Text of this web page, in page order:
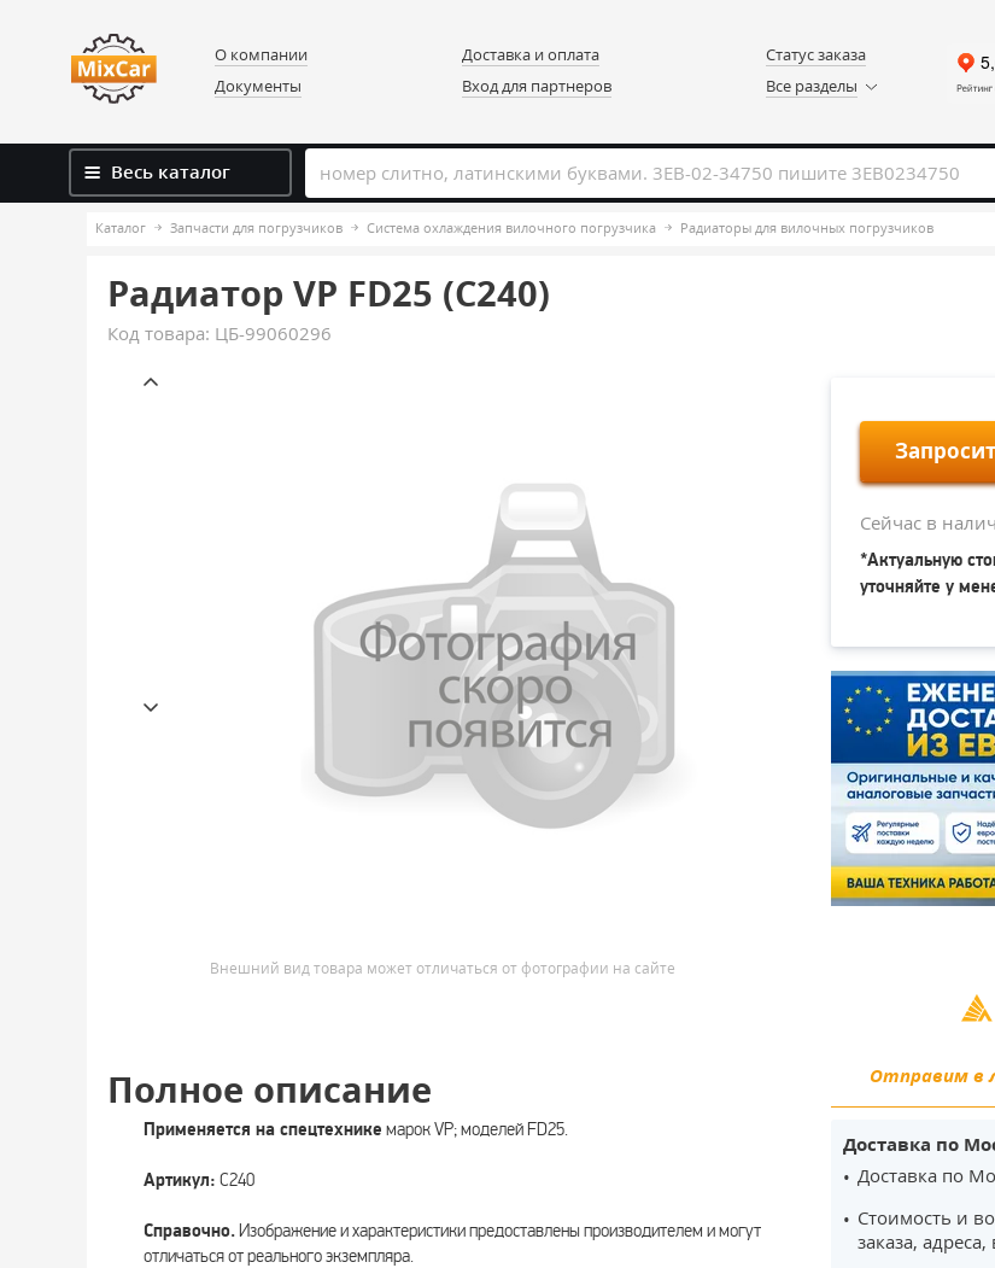
О компании
Документы
Доставка и оплата
Вход для партнеров
Статус заказа
Все разделы
Весь каталог
Каталог Запчасти для погрузчиков Система охлаждения вилочного погрузчика Радиаторы для вилочных погрузчиков
Радиатор VP FD25 (C240)
Код товара: ЦБ-99060296
Внешний вид товара может отличаться от фотографии на сайте
Полное описание
Применяется на спецтехнике марок VP; моделей FD25.
Артикул: C240
Справочно.Изображение и характеристики предоставлены производителем и могут
отличаться от реального экземпляра.
Сейчас в
*Актуальную
уточняйте у
Отправим в
Доставка по
Доставка по
Стоимость и
заказа,